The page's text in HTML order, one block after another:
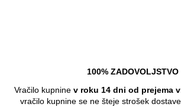
100% ZADOVOLJSTVO
Vračilo kupnine v roku 14 dni od prejema
vračilo kupnine se ne šteje strošek